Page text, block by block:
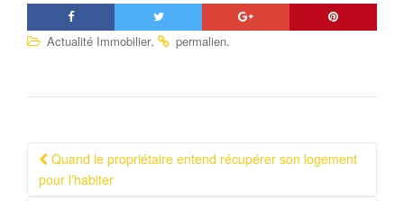
Actualité Immobilier. permalien.
Navigation Article
Quand le propriétaire entend récupérer son logement
pour l’habiter